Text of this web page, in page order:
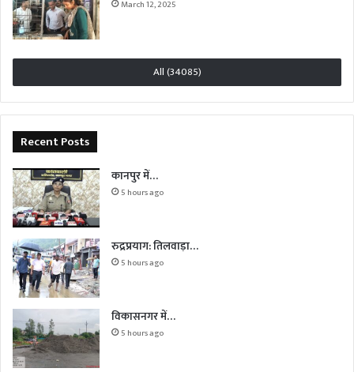
March 12, 2025
All (34085)
Recent Posts
कानपुर में…
5 hours ago
रुद्रप्रयाग: तिलवाड़ा…
5 hours ago
विकासनगर में…
5 hours ago